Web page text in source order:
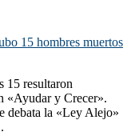
15 hombres muertos
15 resultaron
«Ayudar y Crecer».
debata la «Ley Alejo»